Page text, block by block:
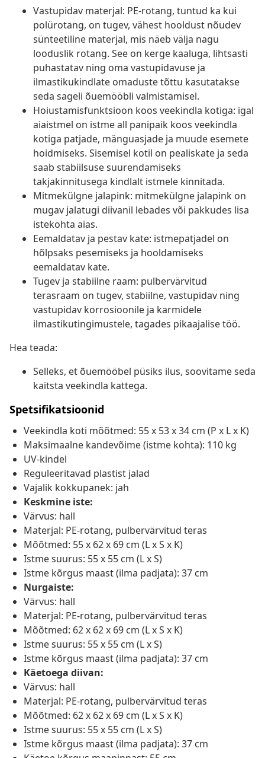
Vastupidav materjal: PE-rotang, tuntud ka kui
polürotang, on tugev, vähest hooldust nõudev
sünteetiline materjal, mis näeb välja nagu
looduslik rotang. See on kerge kaaluga, lihtsasti
puhastatav ning oma vastupidavuse ja
ilmastikukindlate omaduste tõttu kasutatakse
seda sageli õuemööbli valmistamisel.
Hoiustamisfunktsioon koos veekindla kotiga: igal
aiaistmel on istme all panipaik koos veekindla
kotiga patjade, mänguasjade ja muude esemete
hoidmiseks. Sisemisel kotil on pealiskate ja seda
saab stabiilsuse suurendamiseks
takjakinnitusega kindlalt istmele kinnitada.
Mitmekülgne jalapink: mitmekülgne jalapink on
mugav jalatugi diivanil lebades või pakkudes lisa
istekohta aias.
Eemaldatav ja pestav kate: istmepatjadel on
hõlpsaks pesemiseks ja hooldamiseks
eemaldatav kate.
Tugev ja stabiilne raam: pulbervärvitud
terasraam on tugev, stabiilne, vastupidav ning
vastupidav korrosioonile ja karmidele
ilmastikutingimustele, tagades pikaajalise töö.
Hea teada:
Selleks, et õuemööbel püsiks ilus, soovitame seda
kaitsta veekindla kattega.
Spetsifikatsioonid
Veekindla koti mõõtmed: 55 x 53 x 34 cm (P x L x K)
Maksimaalne kandevõime (istme kohta): 110 kg
UV-kindel
Reguleeritavad plastist jalad
Vajalik kokkupanek: jah
Keskmine iste:
Värvus: hall
Materjal: PE-rotang, pulbervärvitud teras
Mõõtmed: 55 x 62 x 69 cm (L x S x K)
Istme suurus: 55 x 55 cm (L x S)
Istme kõrgus maast (ilma padjata): 37 cm
Nurgaiste:
Värvus: hall
Materjal: PE-rotang, pulbervärvitud teras
Mõõtmed: 62 x 62 x 69 cm (L x S x K)
Istme suurus: 55 x 55 cm (L x S)
Istme kõrgus maast (ilma padjata): 37 cm
Käetoega diivan:
Värvus: hall
Materjal: PE-rotang, pulbervärvitud teras
Mõõtmed: 62 x 62 x 69 cm (L x S x K)
Istme suurus: 55 x 55 cm (L x S)
Istme kõrgus maast (ilma padjata): 37 cm